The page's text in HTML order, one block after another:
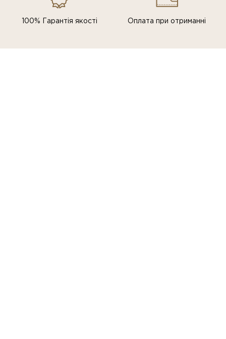
100% Гарантія якості Оплата при отриманні